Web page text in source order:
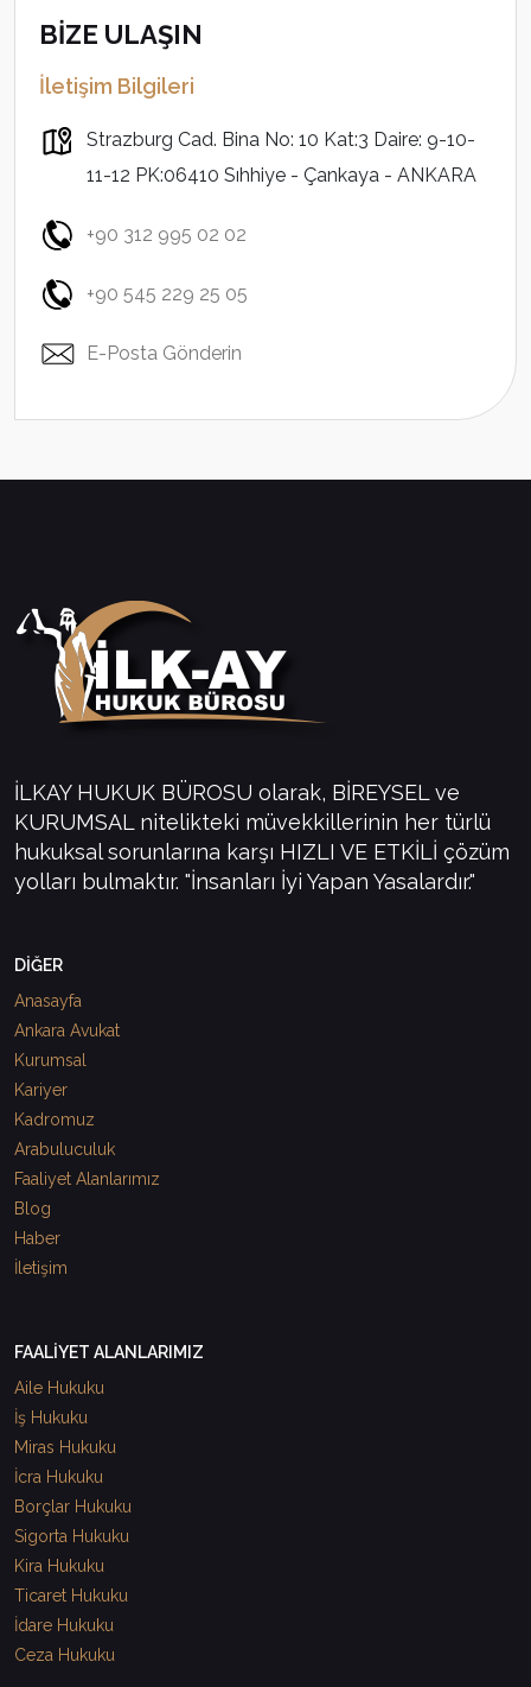
BİZE ULAŞIN
İletişim Bilgileri
Strazburg Cad. Bina No: 10 Kat:3 Daire: 9-10-
11-12 PK:06410 Sıhhiye - Çankaya - ANKARA
+90 312 995 02 02
+90 545 229 25 05
E-Posta Gönderin
İLKAY HUKUK BÜROSU olarak, BİREYSEL ve
KURUMSAL nitelikteki müvekkillerinin her türlü
hukuksal sorunlarına karşı HIZLI VE ETKİLİ çözüm
yolları bulmaktır. "İnsanları İyi Yapan Yasalardır."
DİĞER
Anasayfa
Ankara Avukat
Kurumsal
Kariyer
Kadromuz
Arabuluculuk
Faaliyet Alanlarımız
Blog
Haber
İletişim
FAALİYET ALANLARIMIZ
Aile Hukuku
İş Hukuku
Miras Hukuku
İcra Hukuku
Borçlar Hukuku
Sigorta Hukuku
Kira Hukuku
Ticaret Hukuku
İdare Hukuku
Ceza Hukuku